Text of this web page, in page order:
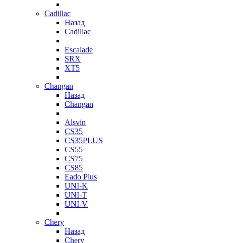
Cadillac
Назад
Cadillac
Escalade
SRX
XT5
Changan
Назад
Changan
Alsvin
CS35
CS35PLUS
CS55
CS75
CS85
Eado Plus
UNI-K
UNI-T
UNI-V
Chery
Назад
Chery